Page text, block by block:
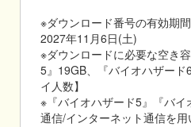
※ダウンロード番号の有効期
2027年11月6日(土)
※ダウンロードに必要な空き
5』19GB、『バイオハザー
イ人数】
※『バイオハザード5』『バ
通信/インターネット通信を用